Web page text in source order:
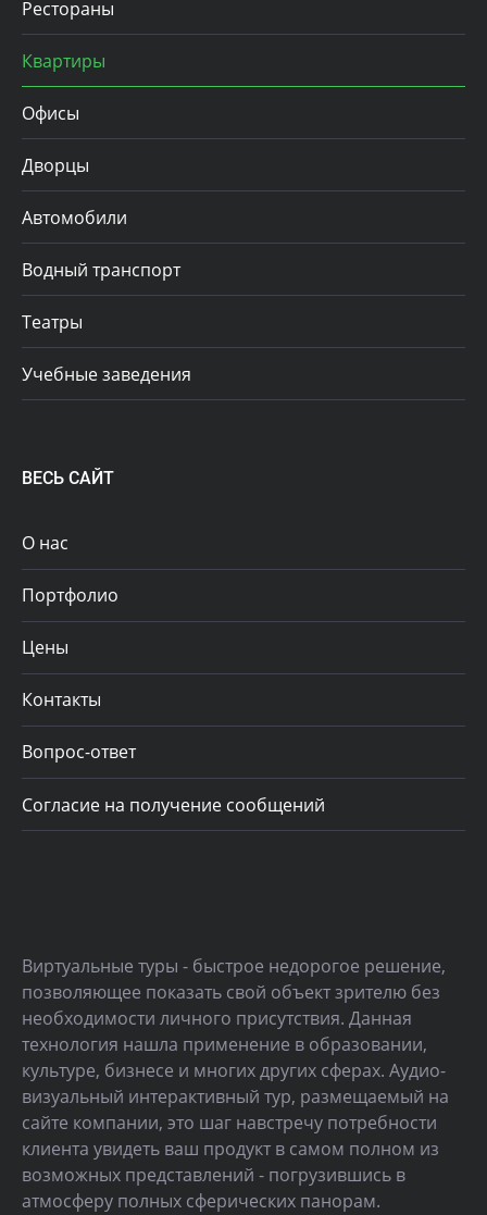
Рестораны
Квартиры
Офисы
Дворцы
Автомобили
Водный транспорт
Театры
Учебные заведения
ВЕСЬ САЙТ
О нас
Портфолио
Цены
Контакты
Вопрос-ответ
Согласие на получение сообщений
Виртуальные туры - быстрое недорогое решение,
позволяющее показать свой объект зрителю без
необходимости личного присутствия. Данная
технология нашла применение в образовании,
культуре, бизнесе и многих других сферах. Аудио-
визуальный интерактивный тур, размещаемый на
сайте компании, это шаг навстречу потребности
клиента увидеть ваш продукт в самом полном из
возможных представлений - погрузившись в
атмосферу полных сферических панорам.